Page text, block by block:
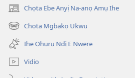
Chọta Ebe Anyị Na-anọ Amụ Ihe
(ga-
emepere
gị
ebe
ọzọ
ị
Chọta Mgbakọ Ukwu
(ga-
emepere
gị
ebe
ọzọ
Ihe Ọhụrụ Ndị E Nwere
Vidio